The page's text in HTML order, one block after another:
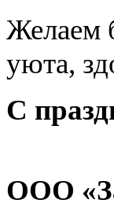
Желаем
уюта,
С
ООО